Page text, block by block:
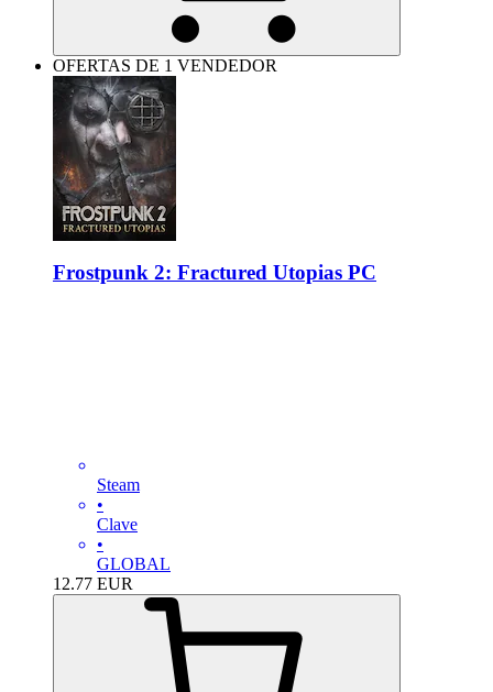
OFERTAS DE 1 VENDEDOR
Frostpunk 2: Fractured Utopias PC
Steam
•
Clave
•
GLOBAL
12.77 EUR